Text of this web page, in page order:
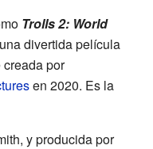
Trolls 2: World
divertida película
por
en 2020. Es la
y producida por